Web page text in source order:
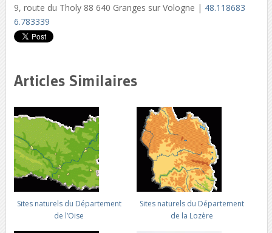
9, route du Tholy 88 640 Granges sur Vologne | 48.118683
6.783339
Articles Similaires
Sites naturels du Département
de l’Oise
Sites naturels du Département
de la Lozère